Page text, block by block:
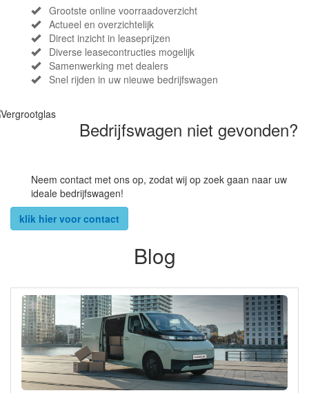
Grootste online voorraadoverzicht
Actueel en overzichtelijk
Direct inzicht in leaseprijzen
Diverse leasecontructies mogelijk
Samenwerking met dealers
Snel rijden in uw nieuwe bedrijfswagen
Bedrijfswagen niet gevonden?
Neem contact met ons op, zodat wij op zoek gaan naar uw
ideale bedrijfswagen!
klik hier voor contact
Blog